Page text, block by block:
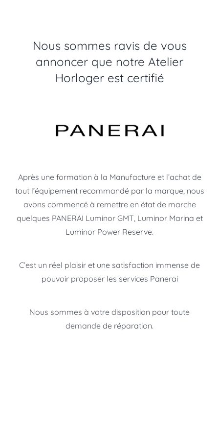
Nous sommes ravis de vous
annoncer que notre Atelier
Horloger est certifié
Après une formation à la Manufacture et l’achat de
tout l’équipement recommandé par la marque, nous
avons commencé à remettre en état de marche
quelques PANERAI Luminor GMT, Luminor Marina et
Luminor Power Reserve.
C’est un réel plaisir et une satisfaction immense de
pouvoir proposer les services Panerai
Nous sommes à votre disposition pour toute
demande de réparation.